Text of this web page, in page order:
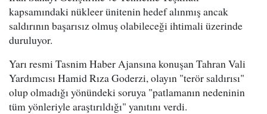
kapsamındaki nükleer ünitenin hedef alınmış ancak
saldırının başarısız olmuş olabileceği ihtimali üzerinde
duruluyor.
Yarı resmi Tasnim Haber Ajansına konuşan Tahran Vali
Yardımcısı Hamid Rıza Goderzi, olayın "terör saldırısı"
olup olmadığı yönündeki soruya "patlamanın nedeninin
tüm yönleriyle araştırıldığı" yanıtını verdi.